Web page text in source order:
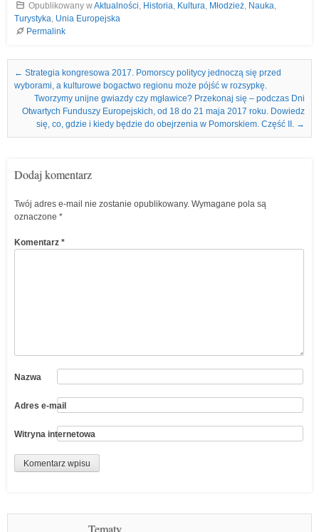
Opublikowany wAktualności, Historia, Kultura, Młodzież, Nauka,
Turystyka, Unia Europejska
Permalink
Nawigacja we wpisach
← Strategia kongresowa 2017. Pomorscy politycy jednoczą się przed
wyborami, a kulturowe bogactwo regionu może pójść w rozsypkę.
Tworzymy unijne gwiazdy czy mgławice? Przekonaj się – podczas Dni
Otwartych Funduszy Europejskich, od 18 do 21 maja 2017 roku. Dowiedz
się, co, gdzie i kiedy będzie do obejrzenia w Pomorskiem. Część II. →
Dodaj komentarz
Twój adres e-mail nie zostanie opublikowany. Wymagane pola są
oznaczone *
Komentarz *
Nazwa
Adres e-mail
Witryna internetowa
Tematy